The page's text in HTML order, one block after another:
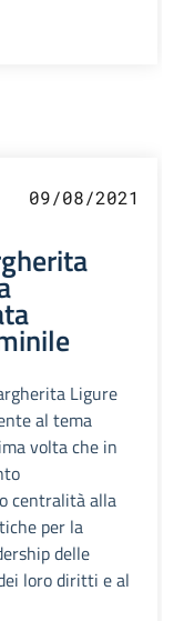
09/08/2021
Ligure
al tema
volta che in
centralità alla
per la
delle
loro diritti e al